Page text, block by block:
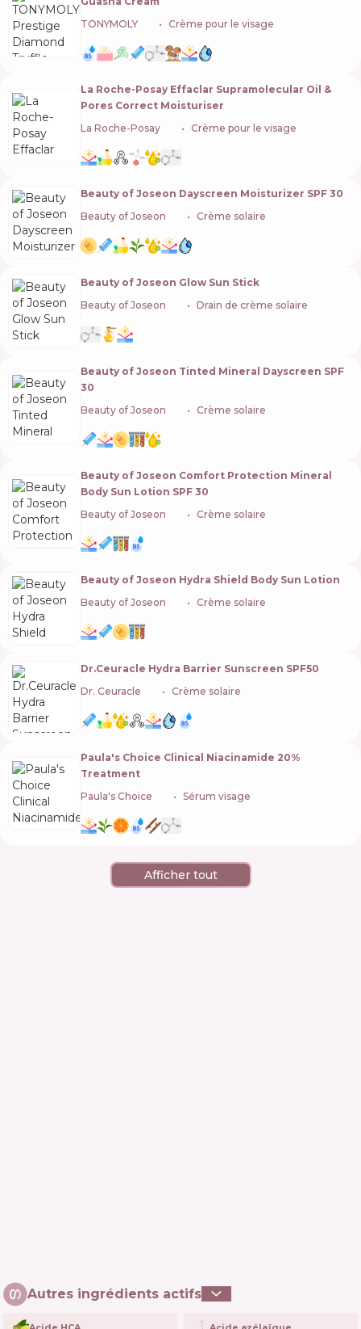
TONYMOLY
Crème pour le visage
La Roche-Posay Effaclar Supramolecular Oil &
Pores Correct Moisturiser
La Roche-Posay
Crème pour le visage
Beauty of Joseon Dayscreen Moisturizer SPF 30
Beauty of Joseon
Crème solaire
Beauty of Joseon Glow Sun Stick
Beauty of Joseon
Drain de crème solaire
Beauty of Joseon Tinted Mineral Dayscreen SPF
30
Beauty of Joseon
Crème solaire
Beauty of Joseon Comfort Protection Mineral
Body Sun Lotion SPF 30
Beauty of Joseon
Crème solaire
Beauty of Joseon Hydra Shield Body Sun Lotion
Beauty of Joseon
Crème solaire
Dr.Ceuracle Hydra Barrier Sunscreen SPF50
Dr. Ceuracle
Crème solaire
Paula's Choice Clinical Niacinamide 20%
Treatment
Paula's Choice
Sérum visage
Afficher tout
Autres ingrédients actifs